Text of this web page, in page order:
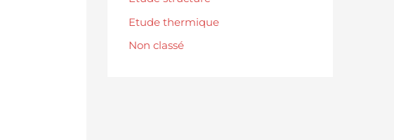
Etude thermique
Non classé